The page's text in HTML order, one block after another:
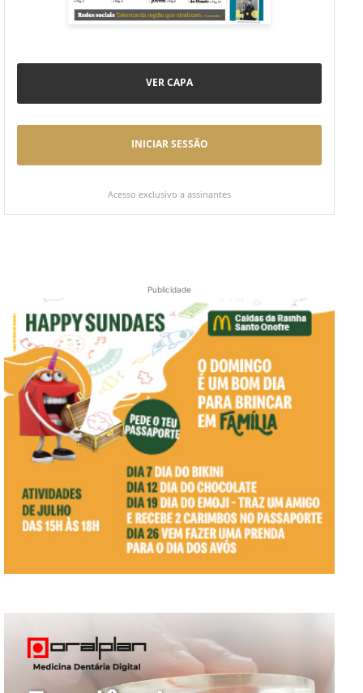
VER CAPA
INICIAR SESSÃO
Acesso exclusivo a assinantes
Publicidade